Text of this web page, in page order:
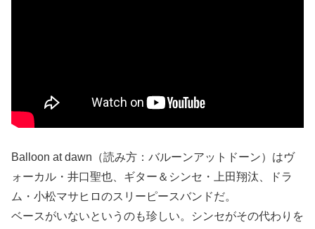
Balloon at dawn（読み方：バルーンアットドーン）はヴ
ォーカル・井口聖也、ギター＆シンセ・上田翔汰、ドラ
ム・小松マサヒロのスリーピースバンドだ。
ベースがいないというのも珍しい。シンセがその代わりを